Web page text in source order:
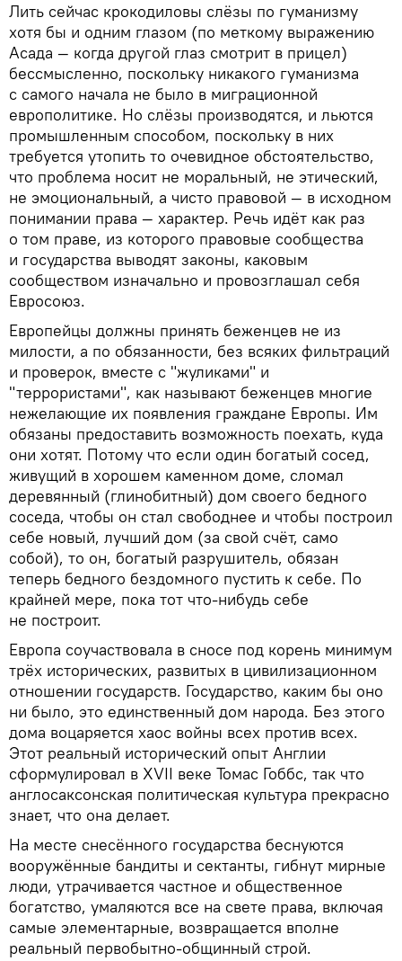
Лить сейчас крокодиловы слёзы по гуманизму
хотя бы и одним глазом (по меткому выражению
Асада — когда другой глаз смотрит в прицел)
бессмысленно, поскольку никакого гуманизма
с самого начала не было в миграционной
европолитике. Но слёзы производятся, и льются
промышленным способом, поскольку в них
требуется утопить то очевидное обстоятельство,
что проблема носит не моральный, не этический,
не эмоциональный, а чисто правовой — в исходном
понимании права — характер. Речь идёт как раз
о том праве, из которого правовые сообщества
и государства выводят законы, каковым
сообществом изначально и провозглашал себя
Евросоюз.
Европейцы должны принять беженцев не из
милости, а по обязанности, без всяких фильтраций
и проверок, вместе с "жуликами" и
"террористами", как называют беженцев многие
нежелающие их появления граждане Европы. Им
обязаны предоставить возможность поехать, куда
они хотят. Потому что если один богатый сосед,
живущий в хорошем каменном доме, сломал
деревянный (глинобитный) дом своего бедного
соседа, чтобы он стал свободнее и чтобы построил
себе новый, лучший дом (за свой счёт, само
собой), то он, богатый разрушитель, обязан
теперь бедного бездомного пустить к себе. По
крайней мере, пока тот что-нибудь себе
не построит.
Европа соучаствовала в сносе под корень минимум
трёх исторических, развитых в цивилизационном
отношении государств. Государство, каким бы оно
ни было, это единственный дом народа. Без этого
дома воцаряется хаос войны всех против всех.
Этот реальный исторический опыт Англии
сформулировал в XVII веке Томас Гоббс, так что
англосаксонская политическая культура прекрасно
знает, что она делает.
На месте снесённого государства беснуются
вооружённые бандиты и сектанты, гибнут мирные
люди, утрачивается частное и общественное
богатство, умаляются все на свете права, включая
самые элементарные, возвращается вполне
реальный первобытно-общинный строй.